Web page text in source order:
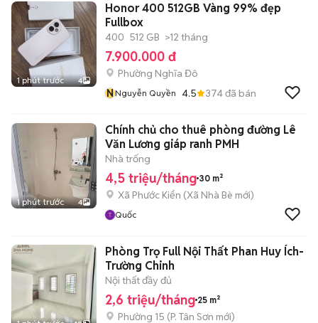
1 phút trước 4
Honor 400 512GB Vàng 99% đẹp
Fullbox
400 512 GB >12 tháng
7.900.000 đ
Phường Nghĩa Đô
NNguyễn Quyền 4.5 374đã bán
1 phút trước 4
Chính chủ cho thuê phòng đường Lê
Văn Lương giáp ranh PMH
Nhà trống
4,5 triệu/tháng 30 m²
Xã Phước Kiển (Xã Nhà Bè mới)
Quốc
Phòng Trọ Full Nội Thất Phan Huy Ích-
Trường Chinh
Nội thất đầy đủ
2,6 triệu/tháng 25 m²
Phường 15 (P. Tân Sơn mới)